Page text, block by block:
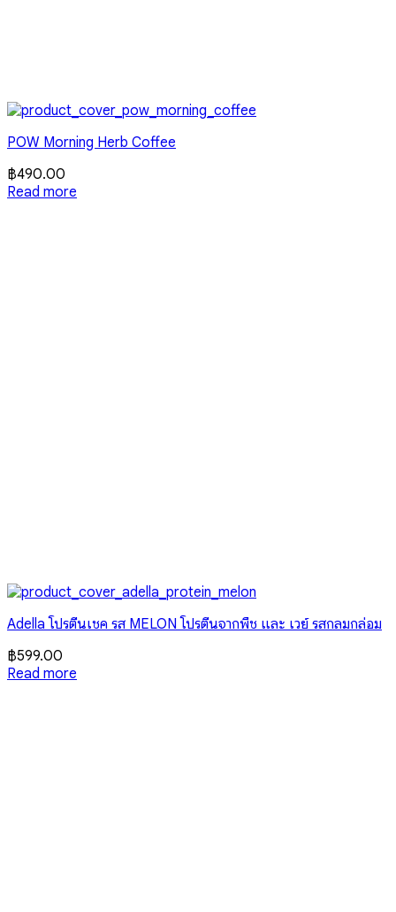
POW Morning Herb Coffee
฿490.00
Read more
Adella โปรตีนเชค รส MELON โปรตีนจากพืช และ เวย์ รสกลมกล่อม
฿599.00
Read more